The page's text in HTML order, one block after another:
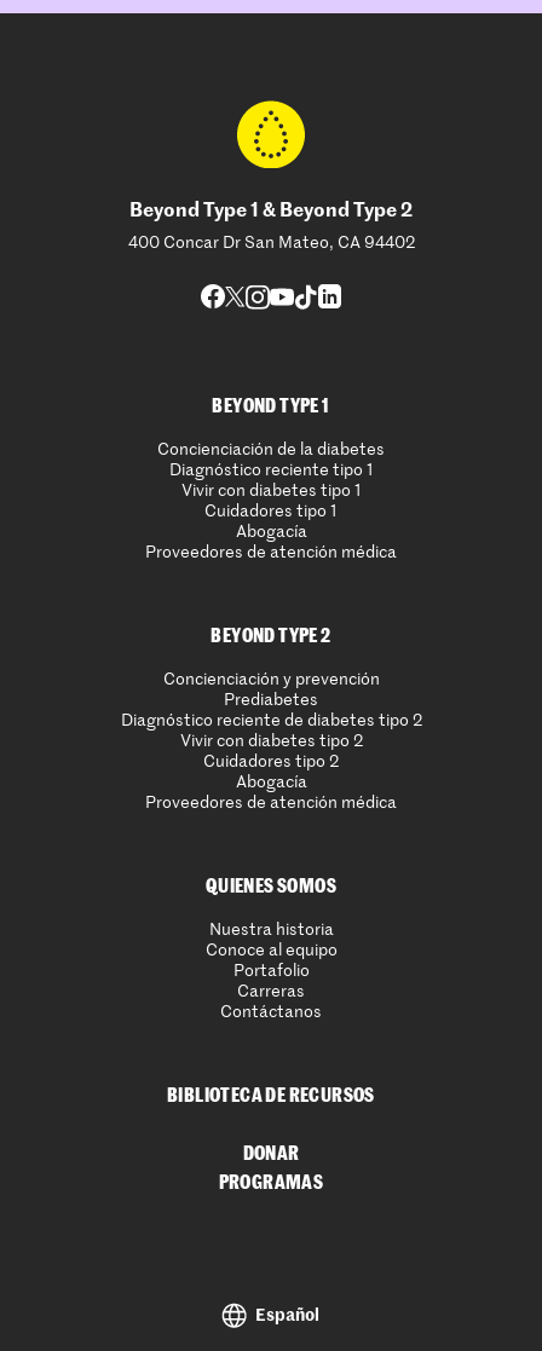
Beyond Type 1 & Beyond Type 2
400 Concar Dr San Mateo, CA 94402
BEYOND TYPE 1
Concienciación de la diabetes
Diagnóstico reciente tipo 1
Vivir con diabetes tipo 1
Cuidadores tipo 1
Abogacía
Proveedores de atención médica
BEYOND TYPE 2
Concienciación y prevención
Prediabetes
Diagnóstico reciente de diabetes tipo 2
Vivir con diabetes tipo 2
Cuidadores tipo 2
Abogacía
Proveedores de atención médica
QUIENES SOMOS
Nuestra historia
Conoce al equipo
Portafolio
Carreras
Contáctanos
BIBLIOTECA DE RECURSOS
DONAR
PROGRAMAS
Español